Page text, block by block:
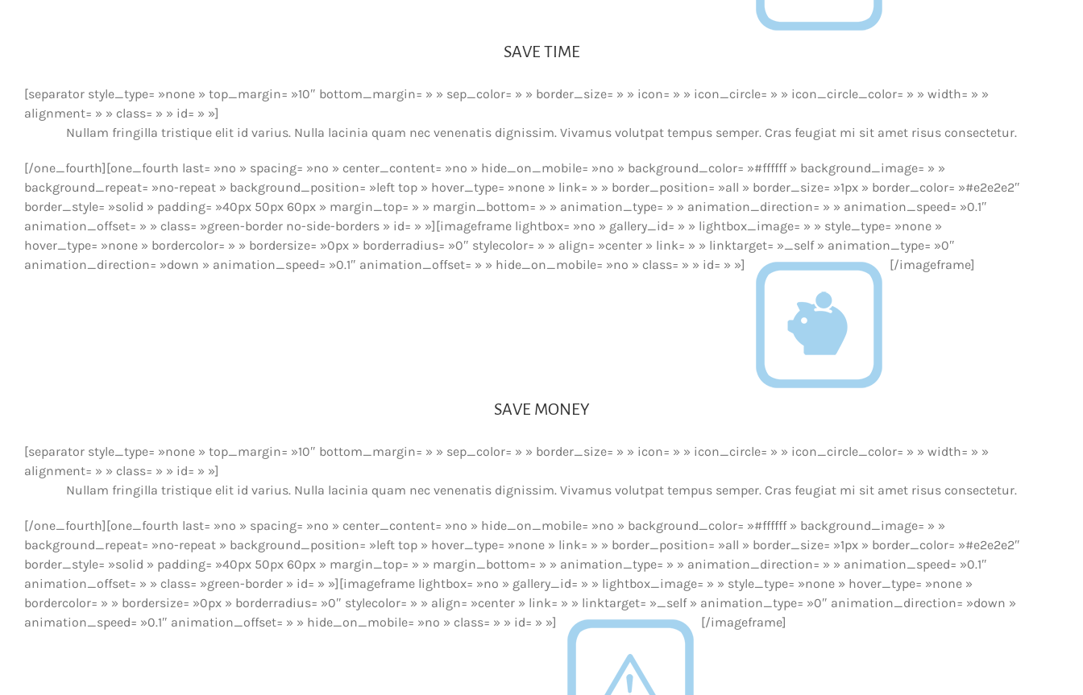
SAVE TIME
[separator style_type= »none » top_margin= »10″ bottom_margin= » » sep_color= » » border_size= » » icon= » » icon_circle= » » icon_circle_color= » » width= » »
alignment= » » class= » » id= » »]
Nullam fringilla tristique elit id varius. Nulla lacinia quam nec venenatis dignissim. Vivamus volutpat tempus semper. Cras feugiat mi sit amet risus consectetur.
[/one_fourth][one_fourth last= »no » spacing= »no » center_content= »no » hide_on_mobile= »no » background_color= »#ffffff » background_image= » »
background_repeat= »no-repeat » background_position= »left top » hover_type= »none » link= » » border_position= »all » border_size= »1px » border_color= »#e2e2e2″
border_style= »solid » padding= »40px 50px 60px » margin_top= » » margin_bottom= » » animation_type= » » animation_direction= » » animation_speed= »0.1″
animation_offset= » » class= »green-border no-side-borders » id= » »][imageframe lightbox= »no » gallery_id= » » lightbox_image= » » style_type= »none »
hover_type= »none » bordercolor= » » bordersize= »0px » borderradius= »0″ stylecolor= » » align= »center » link= » » linktarget= »_self » animation_type= »0″
animation_direction= »down » animation_speed= »0.1″ animation_offset= » » hide_on_mobile= »no » class= » » id= » »]
[/imageframe]
SAVE MONEY
[separator style_type= »none » top_margin= »10″ bottom_margin= » » sep_color= » » border_size= » » icon= » » icon_circle= » » icon_circle_color= » » width= » »
alignment= » » class= » » id= » »]
Nullam fringilla tristique elit id varius. Nulla lacinia quam nec venenatis dignissim. Vivamus volutpat tempus semper. Cras feugiat mi sit amet risus consectetur.
[/one_fourth][one_fourth last= »no » spacing= »no » center_content= »no » hide_on_mobile= »no » background_color= »#ffffff » background_image= » »
background_repeat= »no-repeat » background_position= »left top » hover_type= »none » link= » » border_position= »all » border_size= »1px » border_color= »#e2e2e2″
border_style= »solid » padding= »40px 50px 60px » margin_top= » » margin_bottom= » » animation_type= » » animation_direction= » » animation_speed= »0.1″
animation_offset= » » class= »green-border » id= » »][imageframe lightbox= »no » gallery_id= » » lightbox_image= » » style_type= »none » hover_type= »none »
bordercolor= » » bordersize= »0px » borderradius= »0″ stylecolor= » » align= »center » link= » » linktarget= »_self » animation_type= »0″ animation_direction= »down »
animation_speed= »0.1″ animation_offset= » » hide_on_mobile= »no » class= » » id= » »]
[/imageframe]